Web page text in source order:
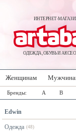
ИНТЕРНЕТ-
ОДЕЖДА, ОБУВЬ И
Женщинам
Бренды: A B
Edwin
Одежда (48)